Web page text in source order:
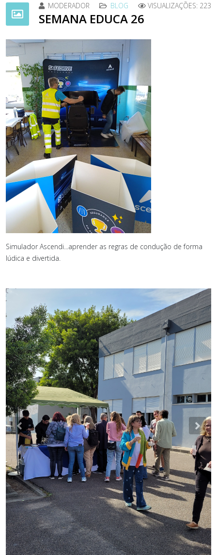
MODERADOR BLOG VISUALIZAÇÕES: 223
SEMANA EDUCA 26
Simulador Ascendi...aprender as regras de condução de forma
lúdica e divertida.
Previous